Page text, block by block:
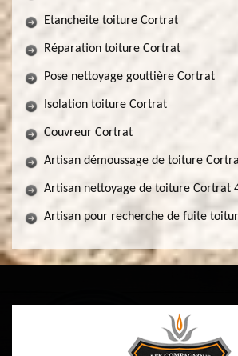
Etancheite toiture Cortrat
Réparation toiture Cortrat
Pose nettoyage gouttière Cortrat
Isolation toiture Cortrat
Couvreur Cortrat
Artisan démoussage de toiture
Artisan nettoyage de toiture Cortrat
Artisan pour recherche de fuite